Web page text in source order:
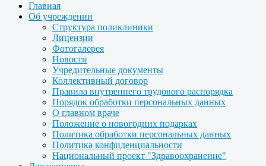
Главная
Об учреждении
Структура поликлиники
Лицензии
Фотогалерея
Новости
Учредительные документы
Коллективный договор
Правила внутреннего трудового распорядка
Порядок обработки персональных данных
О главном враче
Положение о новогодних подарках
Политика обработки персональных данных
Политика конфиденциальности
Национальный проект "Здравоохранение"